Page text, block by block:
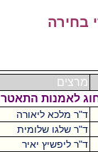
שיעור
שיעור
שיעור